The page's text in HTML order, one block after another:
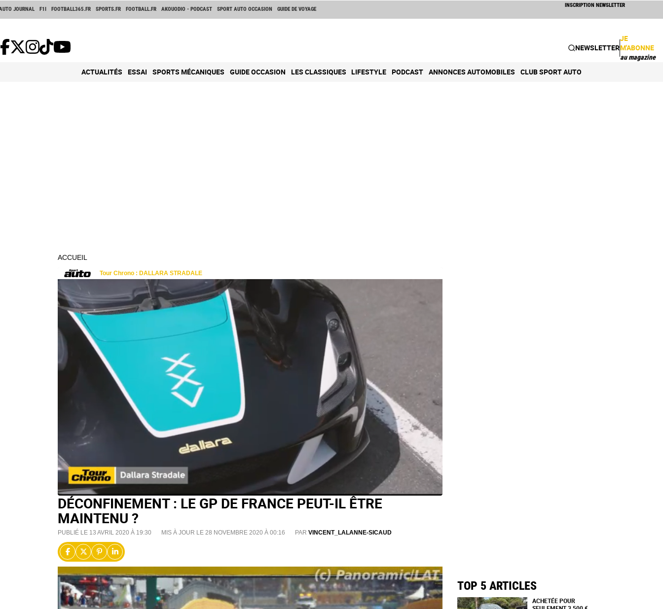
JOURNAL F1I FOOTBALL365.FR SPORTS.FR FOOTBALL.FR AKOUODIO - PODCAST SPORT AUTO OCCASION GUIDE DE VOYAGE
INSCRIPTION NEWSLETTER
NEWSLETTER
JE
M'ABONNE
au magazine
ACTUALITÉS ESSAI SPORTS MÉCANIQUES GUIDE OCCASION LES CLASSIQUES LIFESTYLE PODCAST ANNONCES AUTOMOBILES CLUB SPORT AUTO
ACCUEIL
DÉCONFINEMENT : LE GP DE FRANCE PEUT-IL ÊTRE
MAINTENU ?
PUBLIÉ LE 13 AVRIL 2020 À 19:30 MIS À JOUR LE 28 NOVEMBRE 2020 À 00:16 PAR VINCENT_LALANNE-SICAUD
TOP 5 ARTICLES
ACHETÉE POUR